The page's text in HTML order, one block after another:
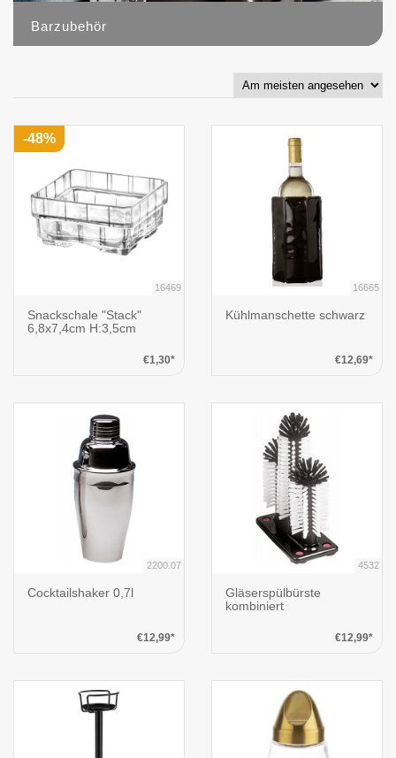
Barzubehör
16469
Snackschale "Stack"
6,8x7,4cm H:3,5cm
€1,30*
-48%
16665
Kühlmanschette schwarz
€12,69*
2200.07
Cocktailshaker 0,7l
€12,99*
4532
Gläserspülbürste
kombiniert
€12,99*